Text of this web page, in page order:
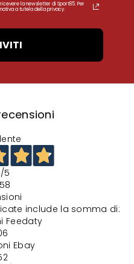
la newsletter di Sport85. Per
a tutela della privacy.
/5
include la somma di:
Feedaty
Ebay